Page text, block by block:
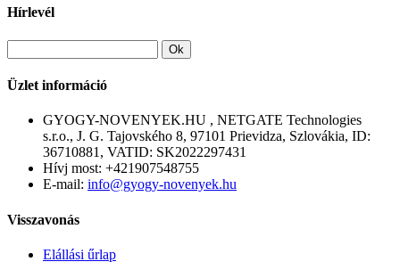
Hírlevél
Ok
Üzlet információ
GYOGY-NOVENYEK.HU , NETGATE Technologies
s.r.o., J. G. Tajovského 8, 97101 Prievidza, Szlovákia, ID:
36710881, VATID: SK2022297431
Hívj most: +421907548755
E-mail: info@gyogy-novenyek.hu
Visszavonás
Elállási űrlap